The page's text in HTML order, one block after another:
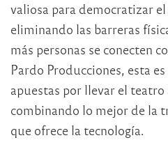
valiosa para democratizar
eliminando las barreras
más personas se conecten
Pardo Producciones, esta
apuestas por llevar el
combinando lo mejor de la
que ofrece la tecnología.